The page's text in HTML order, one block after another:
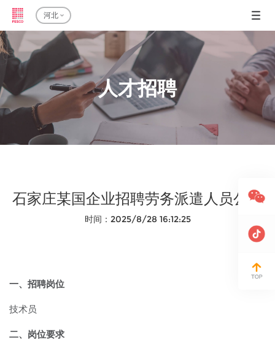
河北
人才招聘
石家庄某国企业招聘劳务派遣人员公告
时间：2025/8/28 16:12:25
一、招聘岗位
技术员
二、岗位要求